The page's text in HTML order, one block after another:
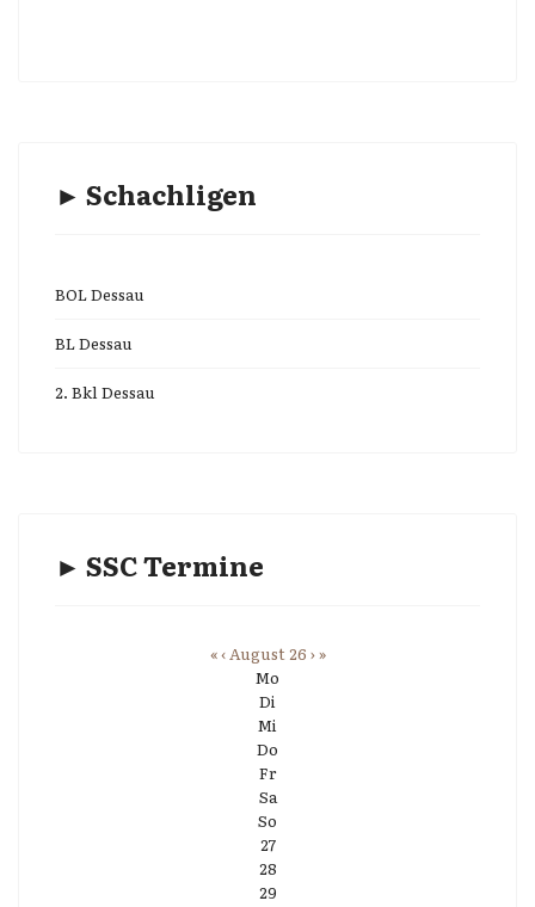
► Schachligen
BOL Dessau
BL Dessau
2. Bkl Dessau
► SSC Termine
«‹August 26 ›»
Mo
Di
Mi
Do
Fr
Sa
So
27
28
29